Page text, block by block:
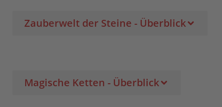
Zauberwelt der Steine - Überblick
Magische Ketten - Überblick